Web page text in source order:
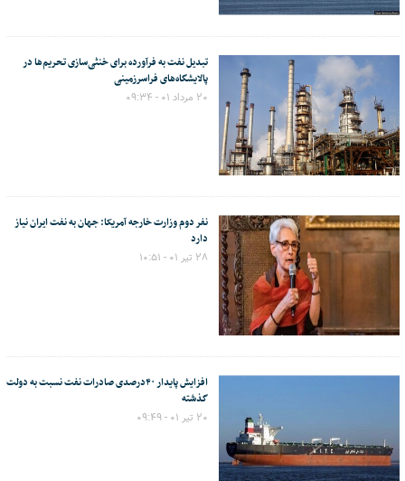
تبدیل نفت به فرآورده برای خنثی‌سازی تحریم‌ها در
پالایشگاه‌های فراسرزمینی
۲۰ مرداد ۰۱ - ۰۹:۳۴
نفر دوم وزارت خارجه آمریکا: جهان به نفت ایران نیاز
دارد
۲۸ تیر ۰۱ - ۱۰:۵۱
افزایش پایدار ۴۰‌درصدی صادرات نفت نسبت به دولت
گذشته
۲۰ تیر ۰۱ - ۰۹:۴۹